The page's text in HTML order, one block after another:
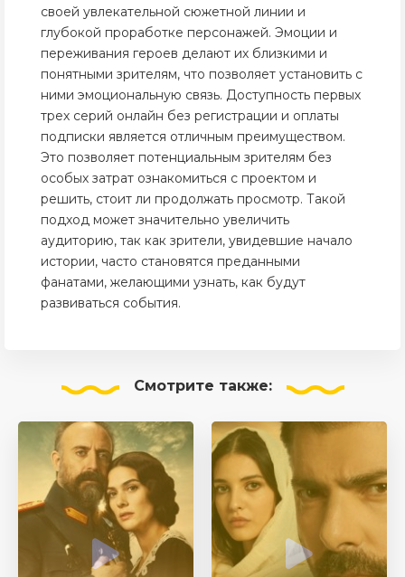
своей увлекательной сюжетной линии и
глубокой проработке персонажей. Эмоции и
переживания героев делают их близкими и
понятными зрителям, что позволяет установить с
ними эмоциональную связь. Доступность первых
трех серий онлайн без регистрации и оплаты
подписки является отличным преимуществом.
Это позволяет потенциальным зрителям без
особых затрат ознакомиться с проектом и
решить, стоит ли продолжать просмотр. Такой
подход может значительно увеличить
аудиторию, так как зрители, увидевшие начало
истории, часто становятся преданными
фанатами, желающими узнать, как будут
развиваться события.
Смотрите также: